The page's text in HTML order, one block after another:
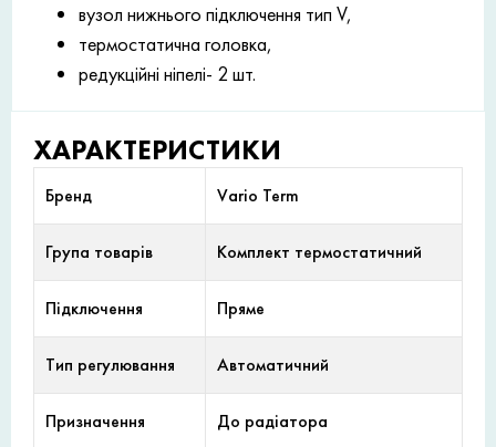
вузол нижнього підключення тип V,
термостатична головка,
редукційні ніпелі- 2 шт.
ХАРАКТЕРИСТИКИ
Бренд Vario Term
Група товарів Комплект термостатичний
Підключення Пряме
Тип регулювання Автоматичний
Призначення До радіатора